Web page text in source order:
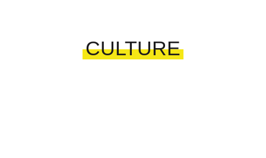
CULTURE